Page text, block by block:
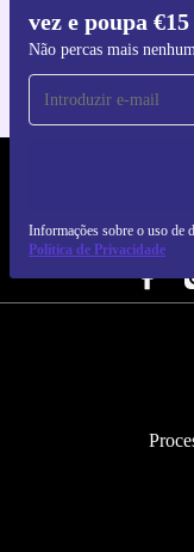
vez e poupa €15
Não percas mais
Informações sobre o uso de
Política de Privacidade
REFURBED